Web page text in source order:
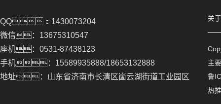
QQ：1430073204
微信：13675310547
座机：0531-87438123
手机：15589935888/18653132888
地址：山东省济南市长清区崮云湖街道工业园区
关
主
鲁
热